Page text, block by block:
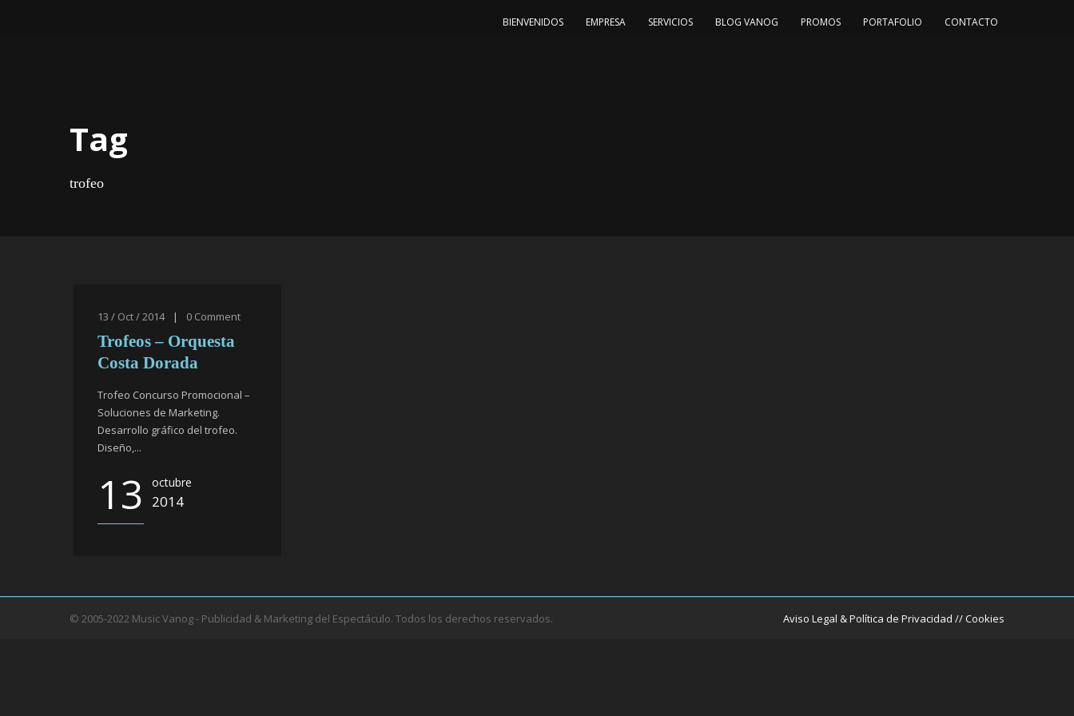
BIENVENIDOS EMPRESA SERVICIOS BLOG VANOG PROMOS PORTAFOLIO CONTACTO
Tag
trofeo
13 / Oct / 2014 | 0 Comment
Trofeos – Orquesta
Costa Dorada
Trofeo Concurso Promocional –
Soluciones de Marketing.
Desarrollo gráfico del trofeo.
Diseño,...
13 octubre
2014
© 2005-2022 Music Vanog - Publicidad & Marketing del Espectáculo. Todos los derechos reservados. Aviso Legal & Política de Privacidad // Cookies